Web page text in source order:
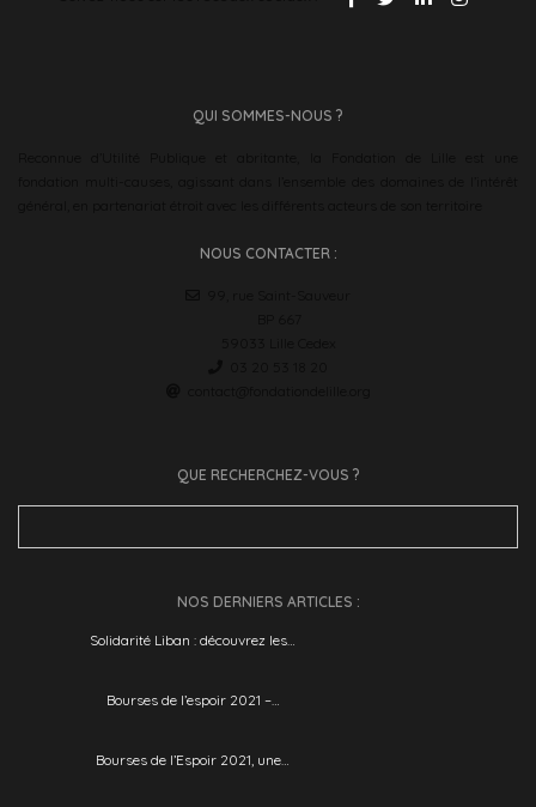
QUI SOMMES-NOUS ?
NOUS CONTACTER :
QUE RECHERCHEZ-VOUS ?
Search
NOS DERNIERS ARTICLES :
Solidarité Liban : découvrez les…
Bourses de l’espoir 2021 –…
Bourses de l’Espoir 2021, une…